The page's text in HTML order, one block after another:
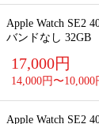
Apple Watch SE2
バンドなし 32GB
17,000円
14,000円〜10,000
Apple Watch SE2